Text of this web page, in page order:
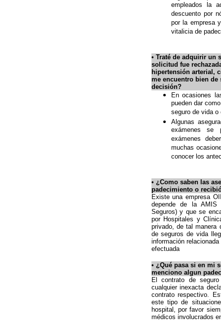
empleados la
descuento por
por la empresa
vitalicia de
• Traté de adquirir un
solicitud fue
hipertensión arterial,
me encuentro bien de
decisión?
En ocasiones
pueden dar
seguro de vida
Algunas
exámenes se
exámenes
muchas
conocer los
• ¿Como saben las
padecimiento o
Existe una empresa
depende de la AMIS
Seguros) y que se
por Hospitales y
privado, de tal manera
de seguros de vida
información
efectuada
• ¿Qué pasa si en mi
menciono algun
El contrato de
cualquier inexacta
contrato respectivo.
este tipo de
hospital, por favor
médicos involucrados